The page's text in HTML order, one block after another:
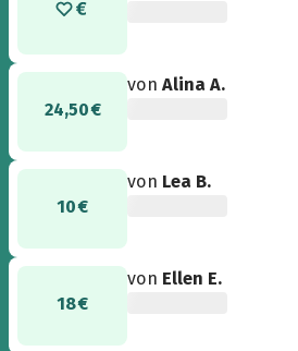
24,50 €
vonAlina A.
10 €
von Lea B.
18 €
von Ellen E.